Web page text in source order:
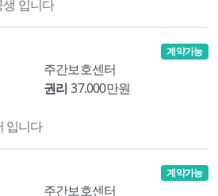
생 입니다
주간보호센터
권리 37.000만원
계약가능
입니다
주간보호센터
계약가능